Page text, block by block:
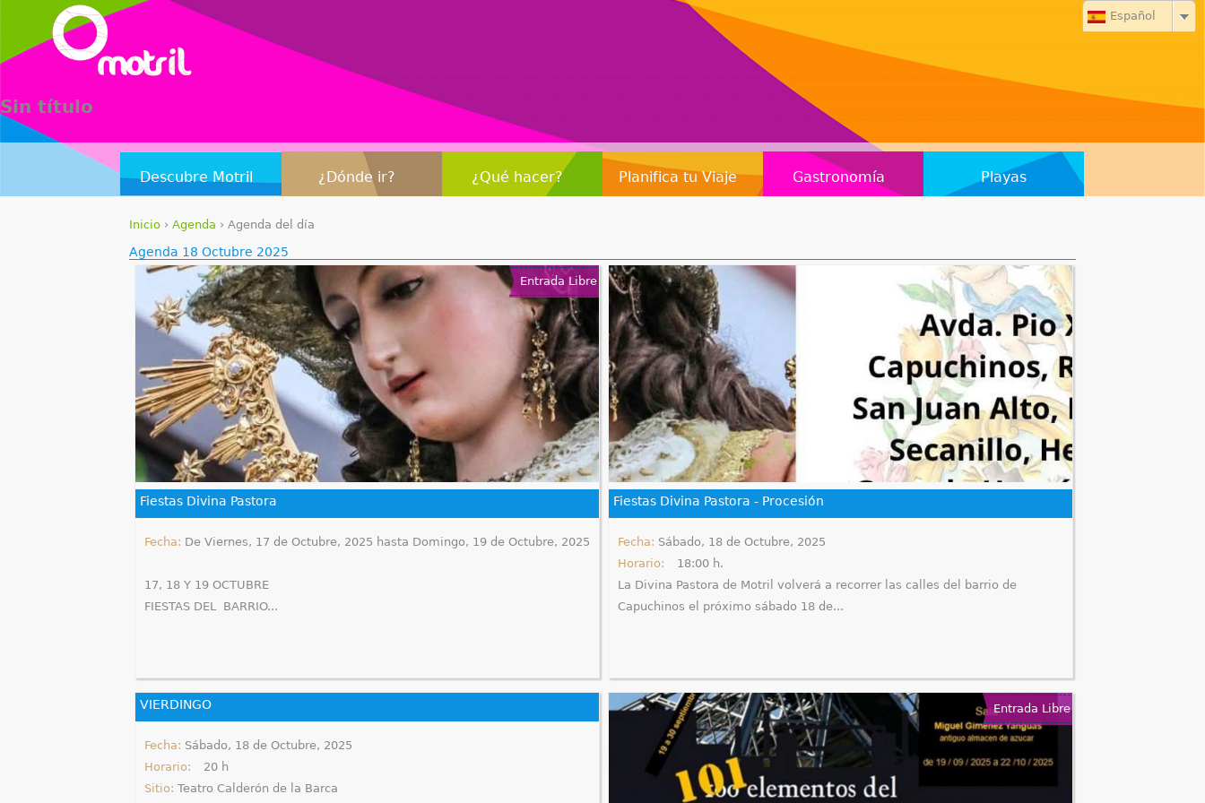
Sin título
Español
Descubre Motril ¿Dónde ir? ¿Qué hacer? Planifica tu Viaje Gastronomía Playas
S
e
u
e
n
Inicio ›Agenda ›Agenda del día
Agenda 18 Octubre 2025
Entrada Libre
Fiestas Divina Pastora
Fecha: De Viernes, 17 de Octubre, 2025 hasta Domingo, 19 de Octubre, 2025
17, 18 Y 19 OCTUBRE
FIESTAS DEL BARRIO...
Fiestas Divina Pastora - Procesión
Fecha: Sábado, 18 de Octubre, 2025
Horario:
18:00 h.
La Divina Pastora de Motril volverá a recorrer las calles del barrio de
Capuchinos el próximo sábado 18 de...
VIERDINGO
Fecha: Sábado, 18 de Octubre, 2025
Horario:
20 h
Sitio: Teatro Calderón de la Barca
Entrada Libre